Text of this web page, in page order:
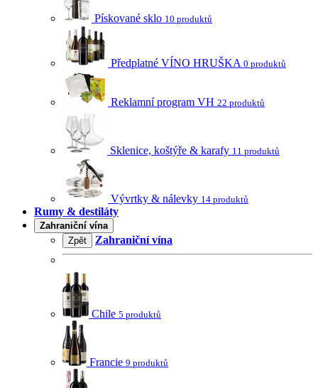
Pískované sklo 10 produktů
Předplatné VÍNO HRUŠKA 0 produktů
Reklamní program VH 22 produktů
Sklenice, koštýře & karafy 11 produktů
Vývrtky & nálevky 14 produktů
Rumy & destiláty
Zahraniční vína
Zpět
Zahraniční vína
Chile 5 produktů
Francie 9 produktů